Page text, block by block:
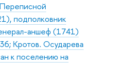
подполковник
аншеф (1741)
Кротов. Осударева
к поселению на